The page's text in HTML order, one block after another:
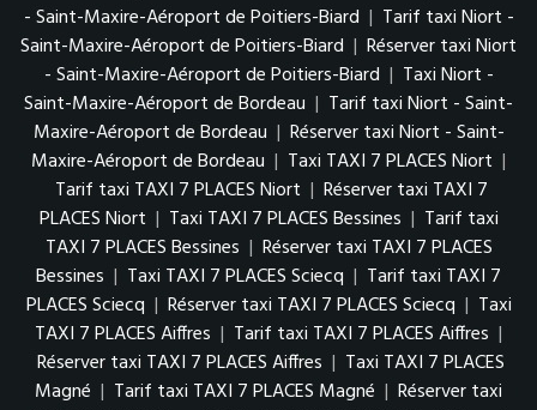
- Saint-Maxire-Aéroport de Poitiers-Biard | Tarif taxi Niort -
Saint-Maxire-Aéroport de Poitiers-Biard | Réserver taxi Niort
- Saint-Maxire-Aéroport de Poitiers-Biard | Taxi Niort -
Saint-Maxire-Aéroport de Bordeau | Tarif taxi Niort - Saint-
Maxire-Aéroport de Bordeau | Réserver taxi Niort - Saint-
Maxire-Aéroport de Bordeau | Taxi TAXI 7 PLACES Niort |
Tarif taxi TAXI 7 PLACES Niort | Réserver taxi TAXI 7
PLACES Niort | Taxi TAXI 7 PLACES Bessines | Tarif taxi
TAXI 7 PLACES Bessines | Réserver taxi TAXI 7 PLACES
Bessines | Taxi TAXI 7 PLACES Sciecq | Tarif taxi TAXI 7
PLACES Sciecq | Réserver taxi TAXI 7 PLACES Sciecq | Taxi
TAXI 7 PLACES Aiffres | Tarif taxi TAXI 7 PLACES Aiffres |
Réserver taxi TAXI 7 PLACES Aiffres | Taxi TAXI 7 PLACES
Magné | Tarif taxi TAXI 7 PLACES Magné | Réserver taxi